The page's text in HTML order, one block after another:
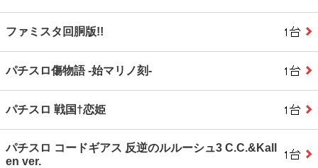
ファミスタ回胴版!!
パチスロ傷物語 ‐始マリノ刻‐
パチスロ 戦国†恋姫
パチスロ コードギアス 反逆のルルーシュ3 C.C.&Kall
en ver.